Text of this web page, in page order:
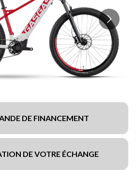
DE FINANCEMENT
DE VOTRE ÉCHANGE